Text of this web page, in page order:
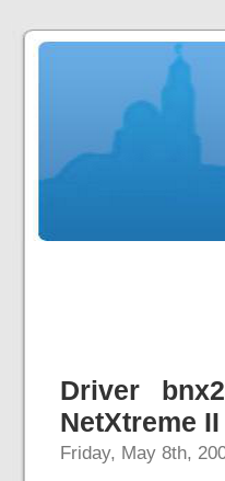
Driver
NetXtreme II
Friday, May 8th,